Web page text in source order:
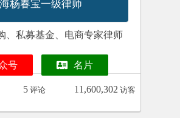
杨春宝一级律师
、私募基金、电商专家律师
号 名片
5 评论 11,600,302 访客